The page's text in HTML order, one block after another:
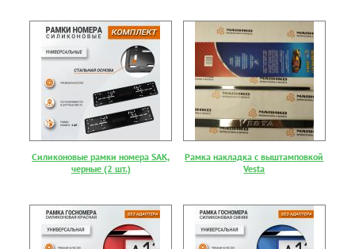
Силиконовые рамки номера SAK,
черные (2 шт.)
Рамка накладка с выштамповкой
Vesta